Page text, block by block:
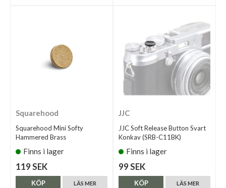
Squarehood
Squarehood Mini Softy
Hammered Brass
Finns i lager
119 SEK
LÄS MER
KÖP
JJC
JJC Soft Release Button Svart
Konkav (SRB-C11BK)
Finns i lager
99 SEK
LÄS MER
KÖP